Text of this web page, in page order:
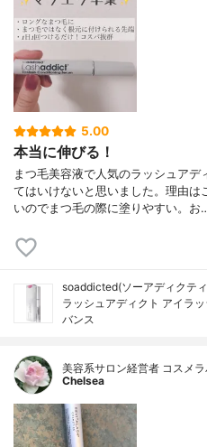
5.00
本当に伸びる！
まつ毛美容液で人気のラッシュア
てはいけないと思いました。理由は
いのでまつ毛の際に塗りやすい。お
soaddicted(ソーアディクテ
ラッシュアディクト アイラ
バンス
美容系サロン経営者 コスメ
Chelsea